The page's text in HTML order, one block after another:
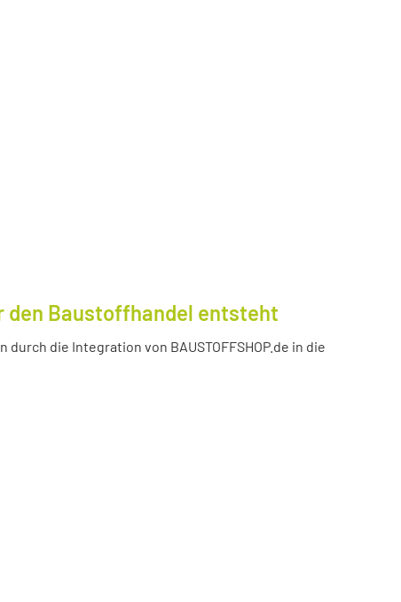
Baustoffhandel entsteht
die Integration von BAUSTOFFSHOP.de in die